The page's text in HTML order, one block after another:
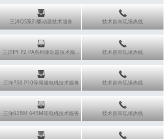
뀣
三洋QS系列驱动器技术服务
끅
技术咨询现场热线
뀣
三洋PY PZ PA系列驱动器技术服务
끅
技术咨询现场热线
뀣
三洋P50 P10等伺服电机技术服务
끅
技术咨询现场热线
뀣
三洋62BM 64BM等电机技术服务
끅
技术咨询现场热线
뀣 끅